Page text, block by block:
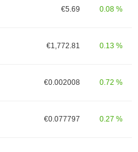
€5.69 0.08 %
€1,772.81 0.13 %
€0.002008 0.72 %
€0.077797 0.27 %